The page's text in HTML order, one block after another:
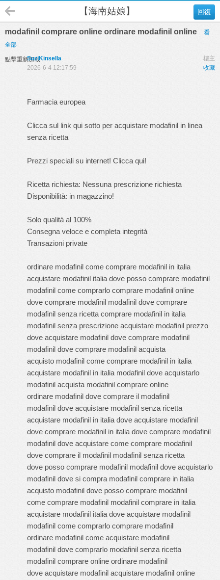
回復
【海南姑娘】
modafinil comprare online ordinare modafinil online
看
全部
點擊重新加載 樓主
SuziKinsella
收藏
2026-6-4 12:17:59
Farmacia europea
Clicca sul link qui sotto per acquistare modafinil in linea
senza ricetta
Prezzi speciali su internet! Clicca qui!
Ricetta richiesta: Nessuna prescrizione richiesta
Disponibilità: in magazzino!
Solo qualità al 100%
Consegna veloce e completa integrità
Transazioni private
ordinare modafinil come comprare modafinil in italia
acquistare modafinil italia dove posso comprare modafinil
modafinil come comprarlo comprare modafinil online
dove comprare modafinil modafinil dove comprare
modafinil senza ricetta comprare modafinil in italia
modafinil senza prescrizione acquistare modafinil prezzo
dove acquistare modafinil dove comprare modafinil
modafinil dove comprare modafinil acquista
acquisto modafinil come comprare modafinil in italia
acquistare modafinil in italia modafinil dove acquistarlo
modafinil acquista modafinil comprare online
ordinare modafinil dove comprare il modafinil
modafinil dove acquistare modafinil senza ricetta
acquistare modafinil in italia dove acquistare modafinil
dove comprare modafinil in italia dove comprare modafinil
modafinil dove acquistare come comprare modafinil
dove comprare il modafinil modafinil senza ricetta
dove posso comprare modafinil modafinil dove acquistarlo
modafinil dove si compra modafinil comprare in italia
acquisto modafinil dove posso comprare modafinil
come comprare modafinil modafinil comprare in italia
acquistare modafinil italia dove acquistare modafinil
modafinil come comprarlo comprare modafinil
ordinare modafinil come acquistare modafinil
modafinil dove comprarlo modafinil senza ricetta
modafinil comprare online ordinare modafinil
dove acquistare modafinil acquistare modafinil online